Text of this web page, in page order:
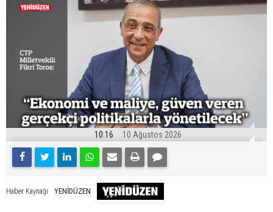
10:16 10 Ağustos 2026
Haber Kaynağı YENİDÜZEN